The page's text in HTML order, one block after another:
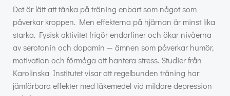
Det är lätt att tänka på träning enbart som något som
påverkar kroppen. Men effekterna på hjärnan är minst lika
starka. Fysisk aktivitet frigör endorfiner och ökar nivåerna
av serotonin och dopamin — ämnen som påverkar humör,
motivation och förmåga att hantera stress. Studier från
Karolinska Institutet visar att regelbunden träning har
jämförbara effekter med läkemedel vid mildare depression